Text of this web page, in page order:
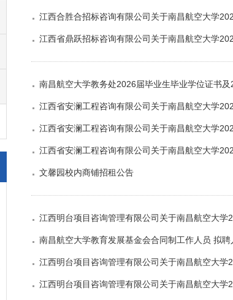
江西合胜合招标咨询有限公司关于南昌航空大学
江西省鼎跃招标咨询有限公司关于南昌航空大学
南昌航空大学教务处2026届毕业生毕业学位证书
江西省安澜工程咨询有限公司关于南昌航空大学
江西省安澜工程咨询有限公司关于南昌航空大学
江西省安澜工程咨询有限公司关于南昌航空大学
文馨园校内商铺招租公告
江西明台项目咨询管理有限公司关于南昌航空大学
南昌航空大学教育发展基金会合同制工作人员 拟
江西明台项目咨询管理有限公司关于南昌航空大
江西明台项目咨询管理有限公司关于南昌航空大